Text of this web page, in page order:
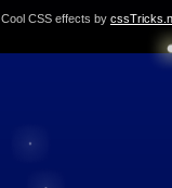
Cool CSS effects by